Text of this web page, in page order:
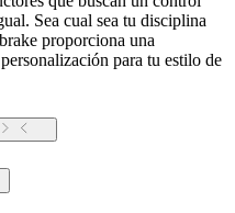
Sea cual sea tu disciplina
proporciona una
para tu estilo de